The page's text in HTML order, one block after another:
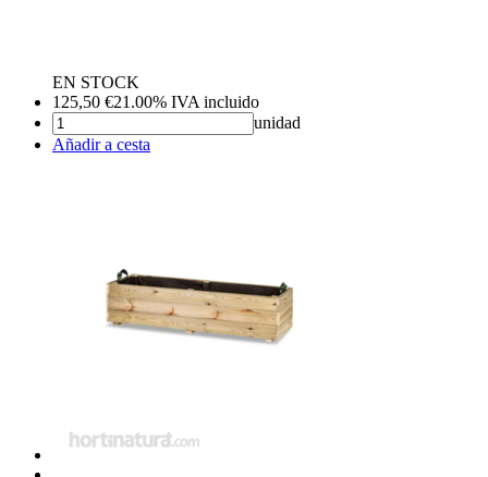
EN STOCK
125,50 €21.00% IVA incluido
unidad
Añadir a cesta